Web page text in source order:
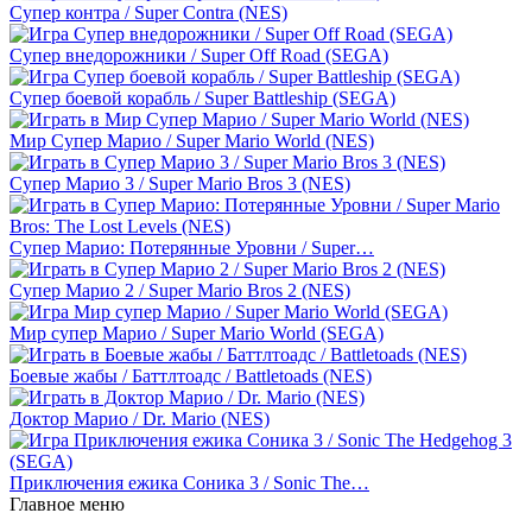
Супер контра / Super Contra (NES)
Супер внедорожники / Super Off Road (SEGA)
Супер боевой корабль / Super Battleship (SEGA)
Мир Супер Марио / Super Mario World (NES)
Супер Марио 3 / Super Mario Bros 3 (NES)
Супер Марио: Потерянные Уровни / Super…
Супер Марио 2 / Super Mario Bros 2 (NES)
Мир супер Марио / Super Mario World (SEGA)
Боевые жабы / Баттлтоадс / Battletoads (NES)
Доктор Марио / Dr. Mario (NES)
Приключения ежика Соника 3 / Sonic The…
Главное меню